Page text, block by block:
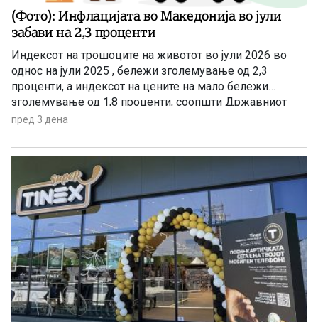
(Фото): Инфлацијата во Македонија во јули
забави на 2,3 проценти
Индексот на трошоците на животот во јули 2026 во
однос на јули 2025 , бележи зголемување од 2,3
проценти, а индексот на цените на мало бележи
зголемување од 1,8 проценти, соопшти Државниот
завод за статистика. Станува збор за благо забавување
годишната стапка на инфлација изнесуваше 3,4
пред 3 дена